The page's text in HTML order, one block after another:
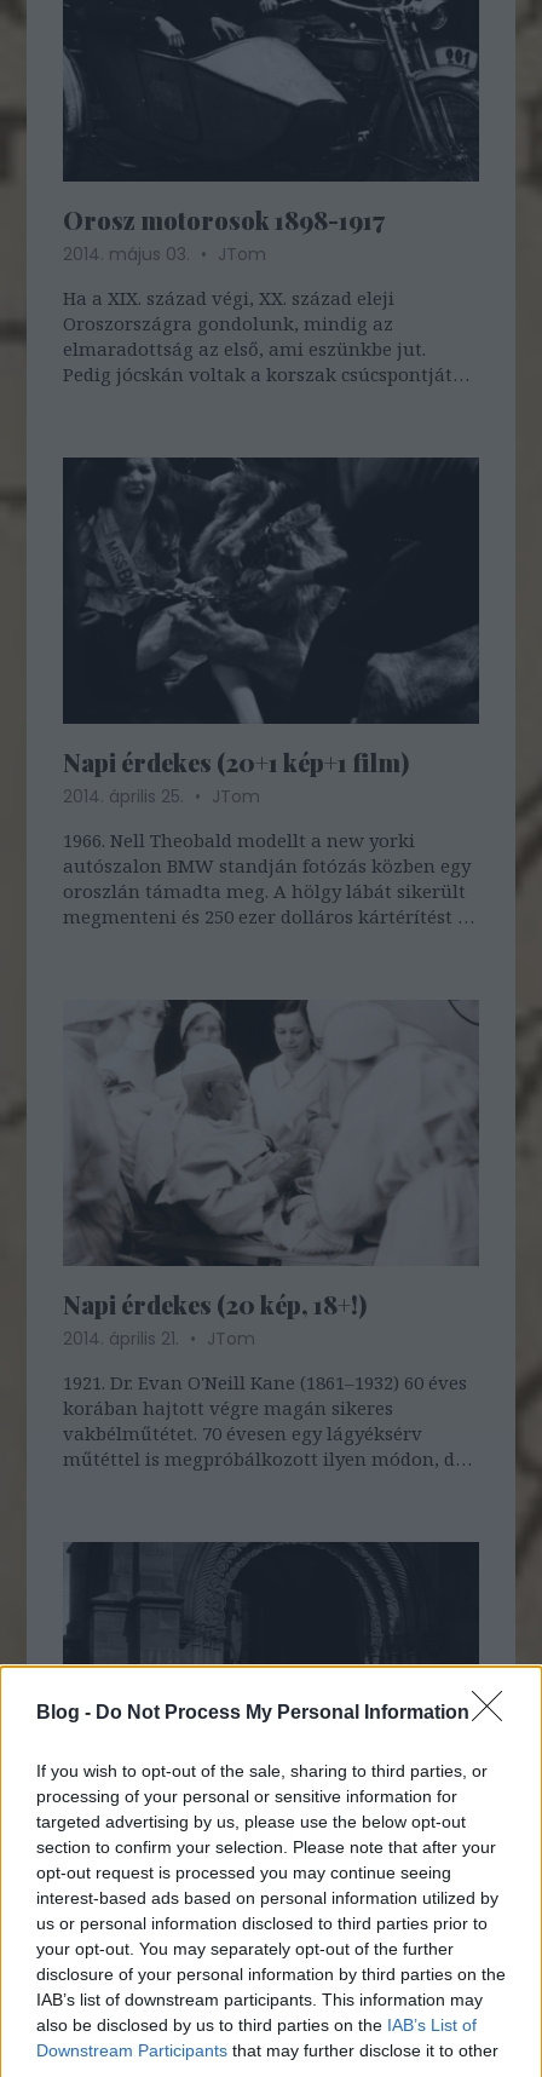
Blog - Do Not Process My Personal Information
If you wish to opt-out of the sale, sharing to third parties, or
processing of your personal or sensitive information for
targeted advertising by us, please use the below opt-out
section to confirm your selection. Please note that after your
opt-out request is processed you may continue seeing
interest-based ads based on personal information utilized by
us or personal information disclosed to third parties prior to
your opt-out. You may separately opt-out of the further
disclosure of your personal information by third parties on the
IAB’s list of downstream participants. This information may
also be disclosed by us to third parties on the IAB’s List of
Downstream Participants that may further disclose it to other
Orosz motorosok 1898-1917
2014. május 03.
JTom
Ha a XIX. század végi, XX. század eleji
Oroszországra gondolunk, mindig az
elmaradottság az első, ami eszünkbe jut.
Pedig jócskán voltak a korszak csúcspontját
Napi érdekes (20+1 kép+1 film)
2014. április 25.
JTom
1966. Nell Theobald modellt a new yorki
autószalon BMW standján fotózás közben egy
oroszlán támadta meg. A hölgy lábát sikerült
megmenteni és 250 ezer dolláros kártérítést is
Napi érdekes (20 kép, 18+!)
2014. április 21.
JTom
1921. Dr. Evan O'Neill Kane (1861–1932) 60 éves
korában hajtott végre magán sikeres
vakbélműtétet. 70 évesen egy lágyéksérv
műtéttel is megpróbálkozott ilyen módon, de
Napi érdekes (20 kép, 18+!)
2014. április 18.
JTom
1888. Lucius D. Copeland, mutatja be a
Copeland gőzhajtású triciklit a Smithsonian
Intézet előtt.